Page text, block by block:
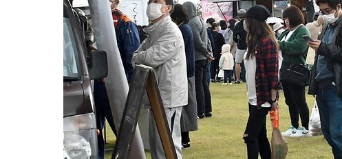
パワースポット
まつり・イベント
おみやげ・特産
アウトドア・レジャー
ご当地グルメ